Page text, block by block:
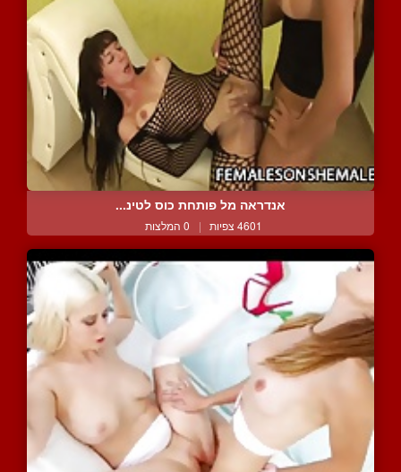
אנדראה מל פותחת כוס לטינ...
4601 צפיות | 0 המלצות